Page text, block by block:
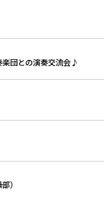
団との演奏交流会♪
）